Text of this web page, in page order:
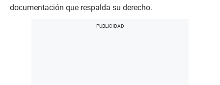
documentación que respalda su derecho.